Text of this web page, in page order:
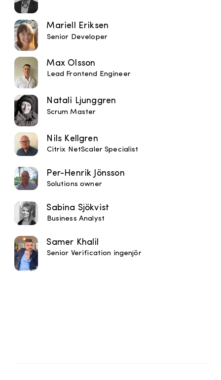
Mariell Eriksen
Senior Developer
Max Olsson
Lead Frontend Engineer
Natali Ljunggren
Scrum Master
Nils Kellgren
Citrix NetScaler Specialist
Per-Henrik Jönsson
Solutions owner
Sabina Sjökvist
Business Analyst
Samer Khalil
Senior Verification ingenjör